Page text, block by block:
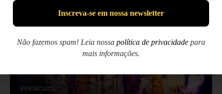
Não fazemos spam! Leia nossa política de privacidade para
mais informações.